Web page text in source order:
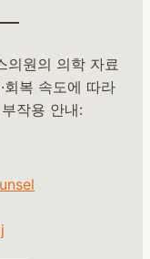
의원의 의학 자료
회복 속도에 따라
작용 안내: